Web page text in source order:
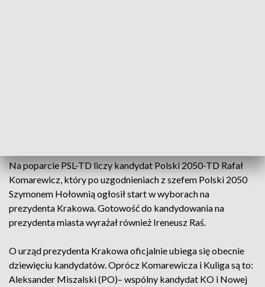
Na poparcie PSL-TD liczy kandydat Polski 2050-TD Rafał
Komarewicz, który po uzgodnieniach z szefem Polski 2050
Szymonem Hołownią ogłosił start w wyborach na
prezydenta Krakowa. Gotowość do kandydowania na
prezydenta miasta wyrażał również Ireneusz Raś.
O urząd prezydenta Krakowa oficjalnie ubiega się obecnie
dziewięciu kandydatów. Oprócz Komarewicza i Kuliga są to:
Aleksander Miszalski (PO)– wspólny kandydat KO i Nowej